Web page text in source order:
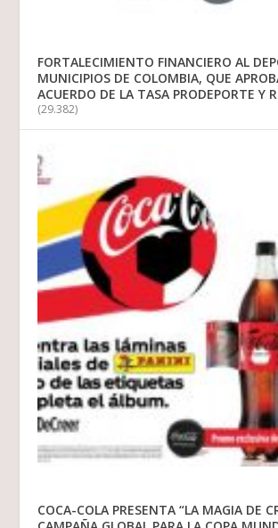
FORTALECIMIENTO FINANCIERO AL
MUNICIPIOS DE COLOMBIA, QUE
ACUERDO DE LA TASA PRODEPORTE Y
(29.382)
COCA-COLA PRESENTA “LA MAGIA DE